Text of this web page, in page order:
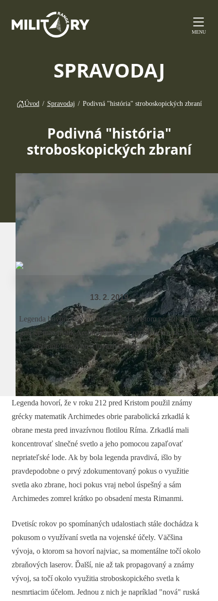
MENU
SPRAVODAJ
Úvod / Spravodaj / Podivná "história" stroboskopických zbraní
Podivná "história"
stroboskopických zbraní
13. 2. 2019
Legenda hovorí, že v roku 212 pred Kristom použil známy
grécky matematik Archimedes obrie parabolická zrkadlá k
obrane mesta pred invazívnou flotilou Ríma ...
Legenda hovorí, že v roku 212 pred Kristom použil známy
grécky matematik Archimedes obrie parabolická zrkadlá k
obrane mesta pred invazívnou flotilou Ríma. Zrkadlá mali
koncentrovať slnečné svetlo a jeho pomocou zapaľovať
nepriateľské lode. Ak by bola legenda pravdivá, išlo by
pravdepodobne o prvý zdokumentovaný pokus o využitie
svetla ako zbrane, hoci pokus vraj nebol úspešný a sám
Archimedes zomrel krátko po obsadení mesta Rimanmi.
Dvetisíc rokov po spomínaných udalostiach stále dochádza k
pokusom o využívaní svetla na vojenské účely. Väčšina
vývoja, o ktorom sa hovorí najviac, sa momentálne točí okolo
zbraňových laserov. Ďalší, nie až tak propagovaný a známy
vývoj, sa točí okolo využitia stroboskopického svetla k
nesmrtiacim účelom. Jednou z nich je napríklad "nová" ruská